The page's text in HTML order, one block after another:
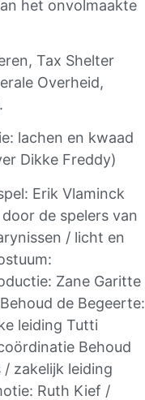
het onvolmaakte
Tax Shelter
Overheid,
lachen en kwaad
Dikke Freddy)
Erik Vlaminck
de spelers van
/ licht en
Zane Garitte
de Begeerte:
leiding Tutti
Behoud
zakelijk leiding
Ruth Kief /